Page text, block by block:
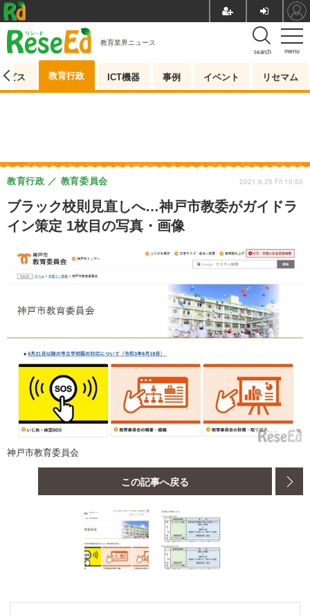
menu
search
教育業界ニュース
ビス 教育行政 ICT機器 事例 イベント リセマム
ブラック校則見直しへ…神戸市教委がガイドラ
イン策定 1枚目の写真・画像
教育行政 教育委員会 2021.6.25 Fri 10:50
神戸市教育委員会
この記事へ戻る